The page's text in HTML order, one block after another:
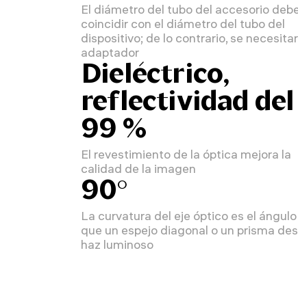
El diámetro del tubo del accesorio
coincidir con el diámetro del tubo del
dispositivo; de lo contrario, se
adaptador
Dieléctrico,
reflectividad del
99 %
El revestimiento de la óptica mejora la
calidad de la imagen
90°
La curvatura del eje óptico es el
que un espejo diagonal o un prisma
haz luminoso